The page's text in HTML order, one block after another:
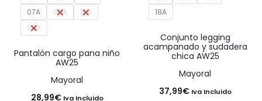
07A
08A
10A
09A
Pantalón cargo pana niño
AW25
Mayoral
28,99€ Iva Incluido
18A
Conjunto legging
acampanado y sudadera
chica AW25
Mayoral
37,99€ Iva Incluido